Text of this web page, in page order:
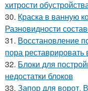
хитрости
30. Краска в ванную
Разновидности
31. Восстановление
пора реставрировать
32. Блоки для
недостатки блоков
33. Запор для ворот.